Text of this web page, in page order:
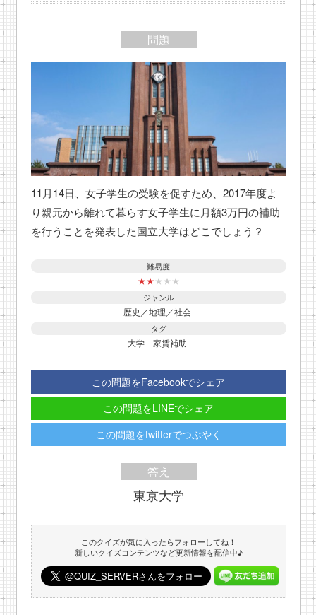
問題
11月14日、女子学生の受験を促すため、2017年度よ
り親元から離れて暮らす女子学生に月額3万円の補助
を行うことを発表した国立大学はどこでしょう？
難易度
★★★ ★ ★
ジャンル
歴史／地理／社会
タグ
大学 家賃補助
この問題をFacebookでシェア
この問題をLINEでシェア
この問題をtwitterでつぶやく
答え
東京大学
このクイズが気に入ったらフォローしてね！
新しいクイズコンテンツなど更新情報を配信中♪